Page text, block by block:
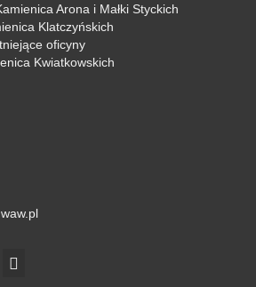
Arona i Małki Styckich
Klatczyńskich
oficyny
Kwiatkowskich